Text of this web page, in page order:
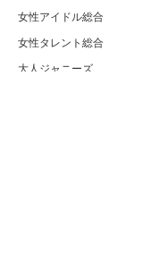
女性アイドル総合
女性タレント総合
大人ジャニーズ